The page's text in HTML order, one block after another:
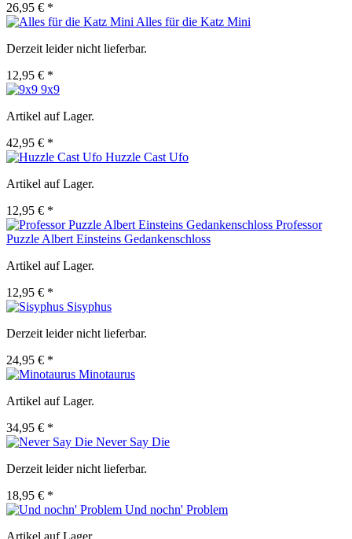
26,95 € *
Alles für die Katz Mini
Derzeit leider nicht lieferbar.
12,95 € *
9x9
Artikel auf Lager.
42,95 € *
Huzzle Cast Ufo
Artikel auf Lager.
12,95 € *
Professor
Puzzle Albert Einsteins Gedankenschloss
Artikel auf Lager.
12,95 € *
Sisyphus
Derzeit leider nicht lieferbar.
24,95 € *
Minotaurus
Artikel auf Lager.
34,95 € *
Never Say Die
Derzeit leider nicht lieferbar.
18,95 € *
Und nochn' Problem